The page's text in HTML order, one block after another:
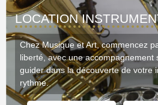
LOCATION
Chez Musique et Art, commencez
liberté, avec une accompagnement
guider dans la découverte de votre
rythme.